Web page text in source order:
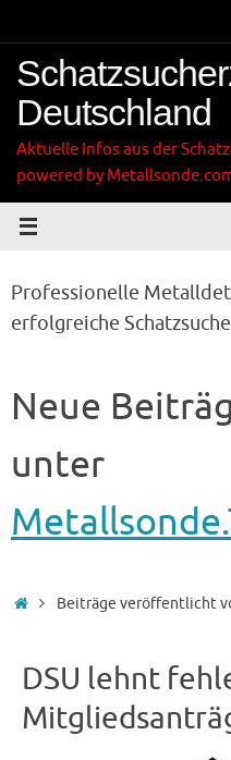
Inhalt
springen
Deutschland
Aktuelle Infos aus der
powered by
Professionelle
erfolgreiche Schatzsuche
Neue
unter
Startseite
Beiträge veröffentlicht
DSU lehnt